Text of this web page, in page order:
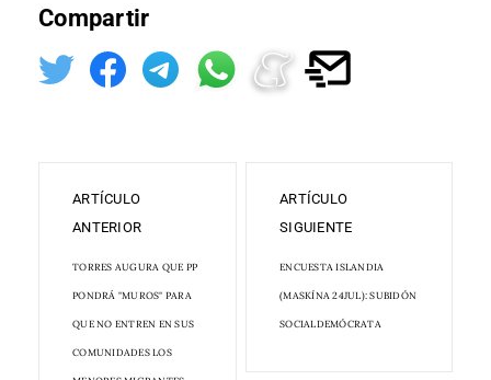
Compartir
ARTÍCULO
ANTERIOR
TORRES AUGURA QUE PP
PONDRÁ "MUROS" PARA
QUE NO ENTREN EN SUS
COMUNIDADES LOS
ARTÍCULO
SIGUIENTE
ENCUESTA ISLANDIA
(MASKÍNA 24JUL): SUBIDÓN
SOCIALDEMÓCRATA